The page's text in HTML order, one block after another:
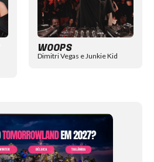
WOOPS
Dimitri Vegas e Junkie Kid